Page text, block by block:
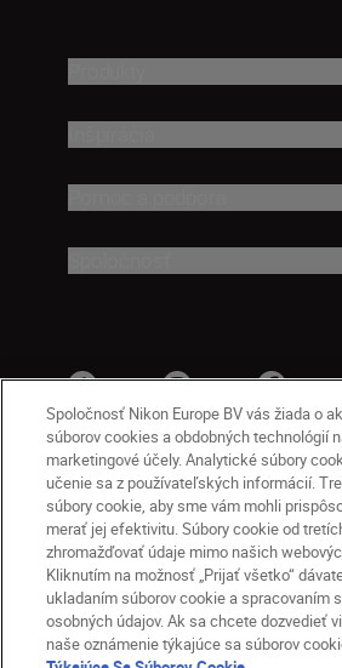
SK Nikon Sites
Kontakt
Oznámenie o ochrane
Podmienky používania
Spoločnosť Nikon Europe BV vás žiada o
súborov cookies a obdobných technológií
marketingové účely. Analytické súbory
učenie sa z používateľských informácií.
súbory cookie, aby sme vám mohli
merať jej efektivitu. Súbory cookie od
zhromažďovať údaje mimo našich
Kliknutím na možnosť „Prijať všetko“
ukladaním súborov cookie a spracovaním
osobných údajov. Ak sa chcete dozvedieť
naše oznámenie týkajúce sa súborov